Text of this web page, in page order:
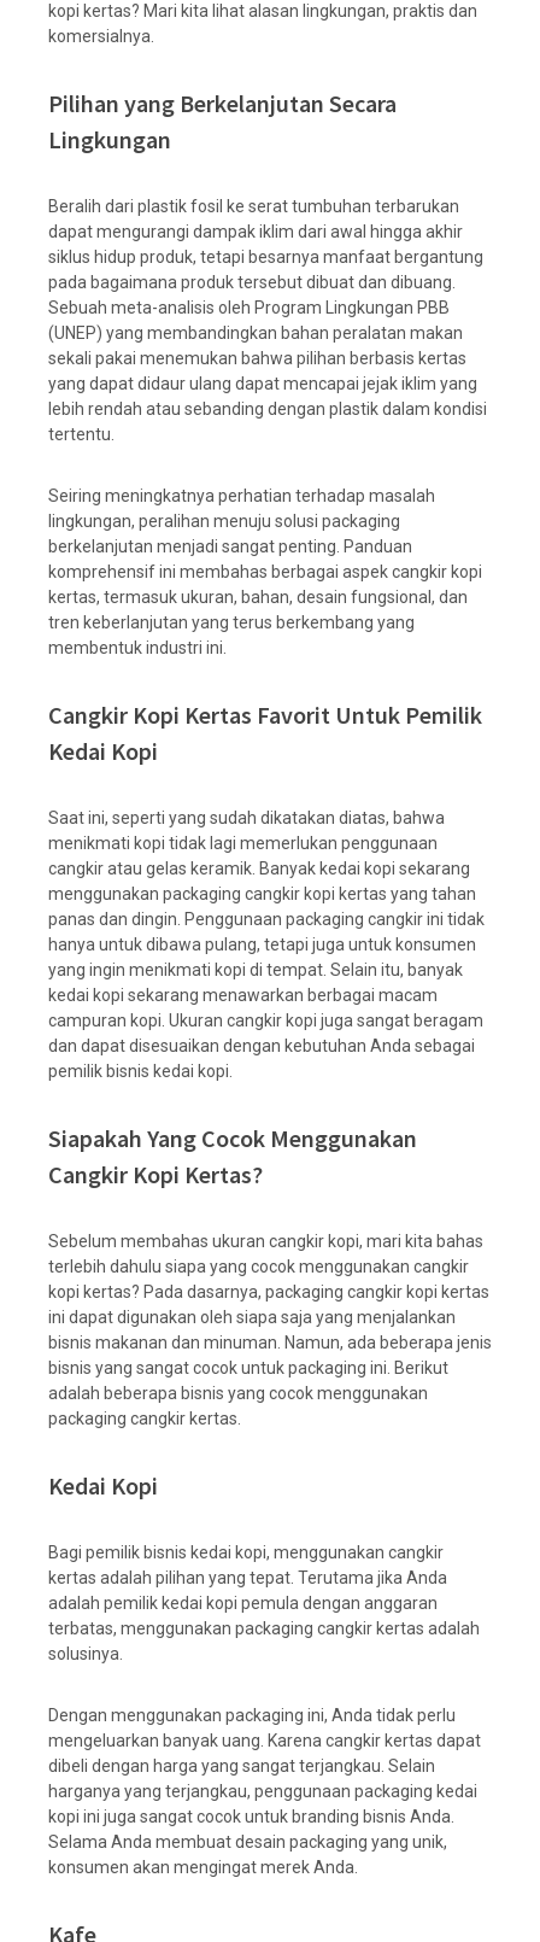
kopi kertas? Mari kita lihat alasan lingkungan, praktis dan
komersialnya.
Pilihan yang Berkelanjutan Secara
Lingkungan
Beralih dari plastik fosil ke serat tumbuhan terbarukan
dapat mengurangi dampak iklim dari awal hingga akhir
siklus hidup produk, tetapi besarnya manfaat bergantung
pada bagaimana produk tersebut dibuat dan dibuang.
Sebuah meta-analisis oleh Program Lingkungan PBB
(UNEP) yang membandingkan bahan peralatan makan
sekali pakai menemukan bahwa pilihan berbasis kertas
yang dapat didaur ulang dapat mencapai jejak iklim yang
lebih rendah atau sebanding dengan plastik dalam kondisi
tertentu.
Seiring meningkatnya perhatian terhadap masalah
lingkungan, peralihan menuju solusi packaging
berkelanjutan menjadi sangat penting. Panduan
komprehensif ini membahas berbagai aspek cangkir kopi
kertas, termasuk ukuran, bahan, desain fungsional, dan
tren keberlanjutan yang terus berkembang yang
membentuk industri ini.
Cangkir Kopi Kertas Favorit Untuk Pemilik
Kedai Kopi
Saat ini, seperti yang sudah dikatakan diatas, bahwa
menikmati kopi tidak lagi memerlukan penggunaan
cangkir atau gelas keramik. Banyak kedai kopi sekarang
menggunakan packaging cangkir kopi kertas yang tahan
panas dan dingin. Penggunaan packaging cangkir ini tidak
hanya untuk dibawa pulang, tetapi juga untuk konsumen
yang ingin menikmati kopi di tempat. Selain itu, banyak
kedai kopi sekarang menawarkan berbagai macam
campuran kopi. Ukuran cangkir kopi juga sangat beragam
dan dapat disesuaikan dengan kebutuhan Anda sebagai
pemilik bisnis kedai kopi.
Siapakah Yang Cocok Menggunakan
Cangkir Kopi Kertas?
Sebelum membahas ukuran cangkir kopi, mari kita bahas
terlebih dahulu siapa yang cocok menggunakan cangkir
kopi kertas? Pada dasarnya, packaging cangkir kopi kertas
ini dapat digunakan oleh siapa saja yang menjalankan
bisnis makanan dan minuman. Namun, ada beberapa jenis
bisnis yang sangat cocok untuk packaging ini. Berikut
adalah beberapa bisnis yang cocok menggunakan
packaging cangkir kertas.
Kedai Kopi
Bagi pemilik bisnis kedai kopi, menggunakan cangkir
kertas adalah pilihan yang tepat. Terutama jika Anda
adalah pemilik kedai kopi pemula dengan anggaran
terbatas, menggunakan packaging cangkir kertas adalah
solusinya.
Dengan menggunakan packaging ini, Anda tidak perlu
mengeluarkan banyak uang. Karena cangkir kertas dapat
dibeli dengan harga yang sangat terjangkau. Selain
harganya yang terjangkau, penggunaan packaging kedai
kopi ini juga sangat cocok untuk branding bisnis Anda.
Selama Anda membuat desain packaging yang unik,
konsumen akan mengingat merek Anda.
Kafe